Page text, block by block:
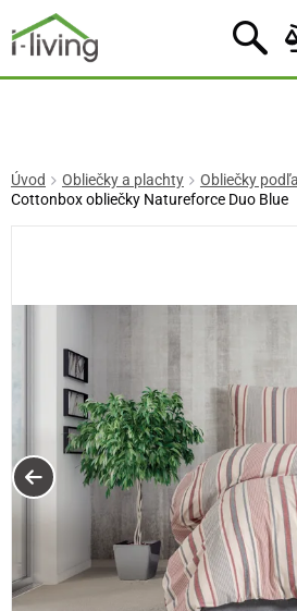
Úvod Obliečky a plachty
Obliečky
Cottonbox obliečky Natureforce Duo Blue